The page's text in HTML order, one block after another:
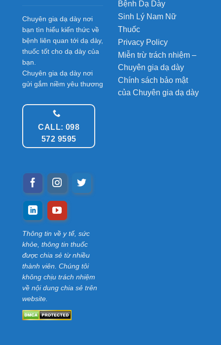
Chuyên gia dạ dày nơi
bạn tìn hiểu kiến thức về
bệnh liên quan tới dạ dày,
thuốc tốt cho dạ dày của
bạn.
Chuyên gia dạ dày nơi
gửi gắm niềm yêu thương
CALL: 098
572 9595
Bệnh Dạ Dày
Sinh Lý Nam Nữ
Thuốc
Privacy Policy
Miễn trừ trách nhiệm –
Chuyên gia dạ dày
Chính sách bảo mật
của Chuyên gia dạ dày
Thông tin về y tế, sức
khỏe, thông tin thuốc
được chia sẻ từ nhiều
thành viên. Chúng tôi
không chịu trách nhiệm
về nội dung chia sẻ trên
website.